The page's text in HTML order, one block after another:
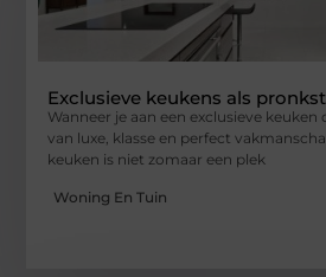
Exclusieve keukens als
Wanneer je aan een exclusieve
van luxe, klasse en perfect
keuken is niet zomaar een plek
Woning En Tuin